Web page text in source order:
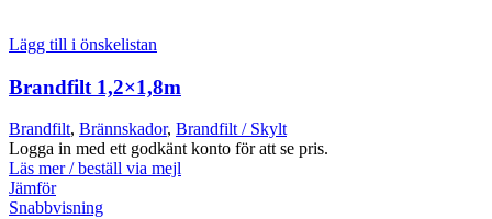
Lägg till i önskelistan
Brandfilt 1,2×1,8m
Brandfilt, Brännskador, Brandfilt / Skylt
Logga in med ett godkänt konto för att se pris.
Läs mer / beställ via mejl
Jämför
Snabbvisning